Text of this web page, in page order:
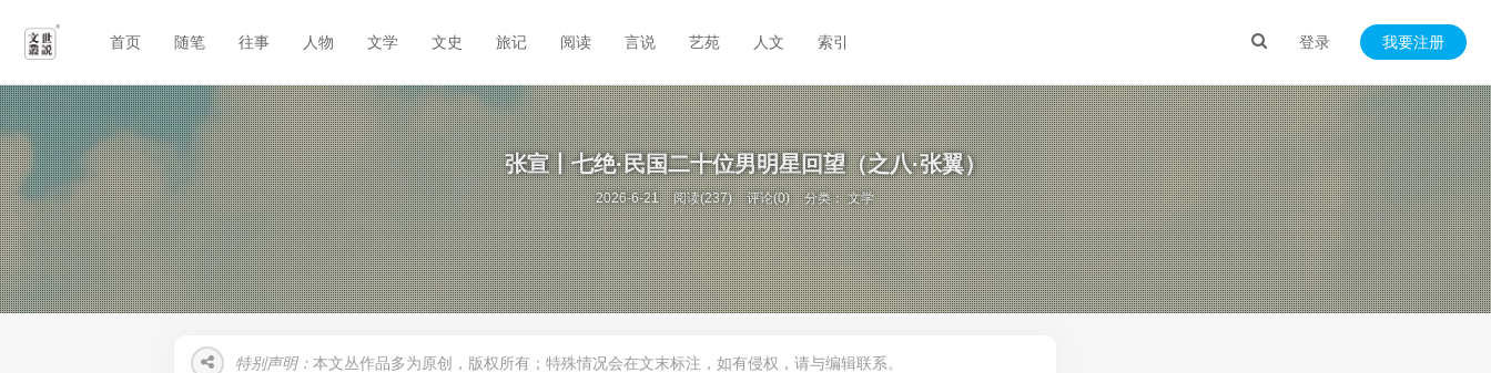
登录 我要注册
首页 随笔 往事 人物 文学 文史 旅记 阅读 言说 艺苑 人文 索引
张宣丨七绝·民国二十位男明星回望（之八·张翼）
2026-6-21 阅读(237) 评论(0) 分类：文学
特别声明： 本文丛作品多为原创，版权所有；特殊情况会在文末标注，如有侵权，请与编辑联系。